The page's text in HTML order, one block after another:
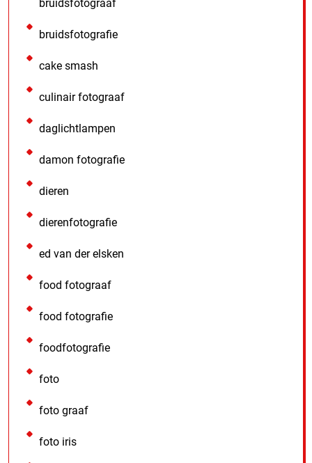
bruidsfotograaf
bruidsfotografie
cake smash
culinair fotograaf
daglichtlampen
damon fotografie
dieren
dierenfotografie
ed van der elsken
food fotograaf
food fotografie
foodfotografie
foto
foto graaf
foto iris